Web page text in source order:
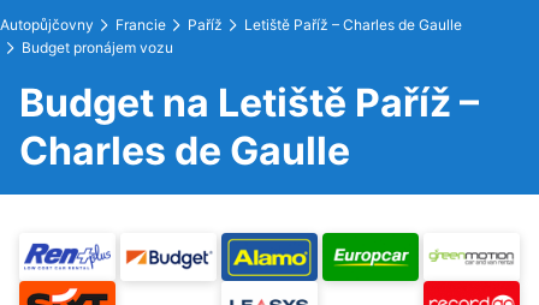
Autopůjčovny Francie Paříž
Letiště Paříž – Charles de Gaulle
Budget pronájem vozu
Budget na Letiště Paříž –
Charles de Gaulle